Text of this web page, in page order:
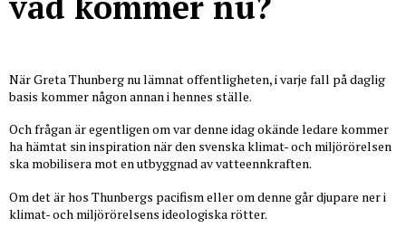
När Greta Thunberg nu lämnat offentligheten, i varje fall på daglig
basis kommer någon annan i hennes ställe.
Och frågan är egentligen om var denne idag okände ledare kommer
ha hämtat sin inspiration när den svenska klimat- och miljörörelsen
ska mobilisera mot en utbyggnad av vatteennkraften.
Om det är hos Thunbergs pacifism eller om denne går djupare ner i
klimat- och miljörörelsens ideologiska rötter.